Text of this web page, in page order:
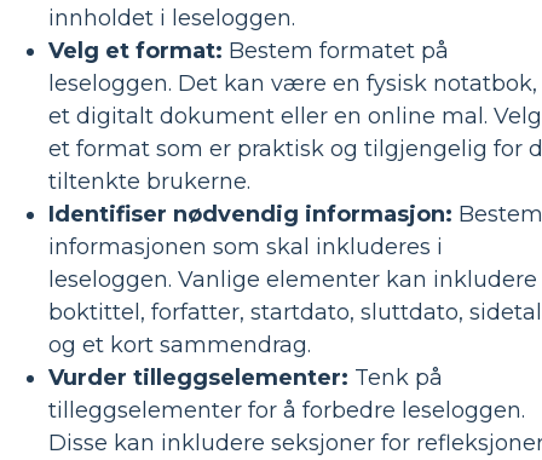
innholdet i leseloggen.
Velg et format: Bestem formatet på
leseloggen. Det kan være en fysisk notatbok,
et digitalt dokument eller en online mal. Velg
et format som er praktisk og tilgjengelig for
tiltenkte brukerne.
Identifiser nødvendig informasjon: Bestem
informasjonen som skal inkluderes i
leseloggen. Vanlige elementer kan inkludere
boktittel, forfatter, startdato, sluttdato,
og et kort sammendrag.
Vurder tilleggselementer: Tenk på
tilleggselementer for å forbedre leseloggen.
Disse kan inkludere seksjoner for